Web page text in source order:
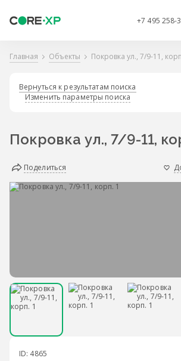
+7 495 258-
Главная Объекты Покровка ул., 7/9-11,
Вернуться к результатам поиска
Изменить параметры поиска
Покровка ул., 7/9-11,
Поделиться
ID: 4865